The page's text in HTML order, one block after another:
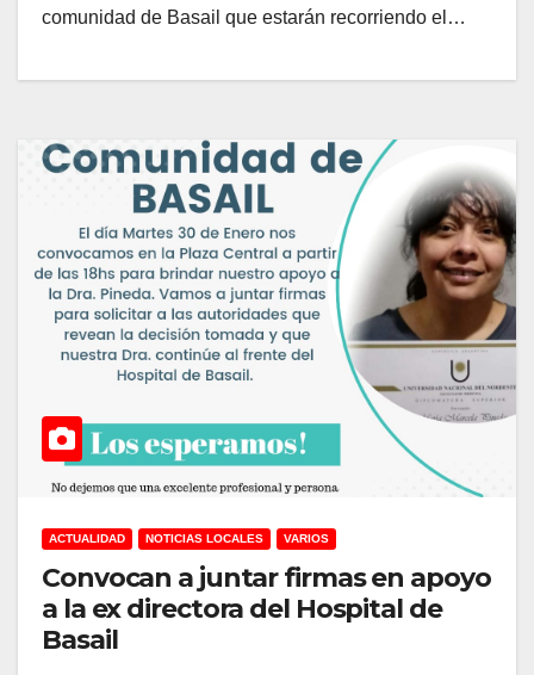
comunidad de Basail que estarán recorriendo el…
ACTUALIDAD NOTICIAS LOCALES VARIOS
Convocan a juntar firmas en apoyo
a la ex directora del Hospital de
Basail